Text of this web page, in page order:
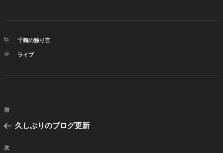
カ
ゴ
千鶴の独り言
タ
ライブ
投
ナ
ビ
前
の
稿
前
久しぶりのブログ更新
次
次